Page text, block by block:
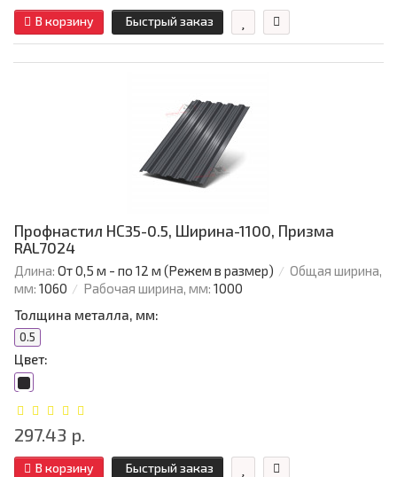
В корзину Быстрый заказ
Профнастил НС35-0.5, Ширина-1100, Призма
RAL7024
Длина: От 0,5 м - по 12 м (Режем в размер)
Общая ширина,
мм: 1060 Рабочая ширина, мм: 1000
Толщина металла, мм:
0.5
Цвет:
297.43 р.
В корзину Быстрый заказ